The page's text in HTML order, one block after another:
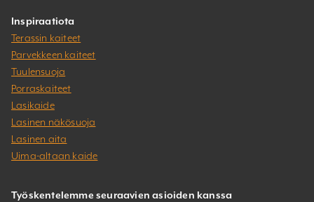
Inspiraatiota
Terassin kaiteet
Parvekkeen kaiteet
Tuulensuoja
Porraskaiteet
Lasikaide
Lasinen näkösuoja
Lasinen aita
Uima-altaan kaide
Työskentelemme seuraavien asioiden kanssa